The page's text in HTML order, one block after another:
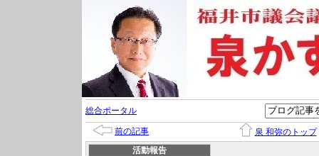
総合ポータル
前の記事
泉 和弥のトップ
活動報告